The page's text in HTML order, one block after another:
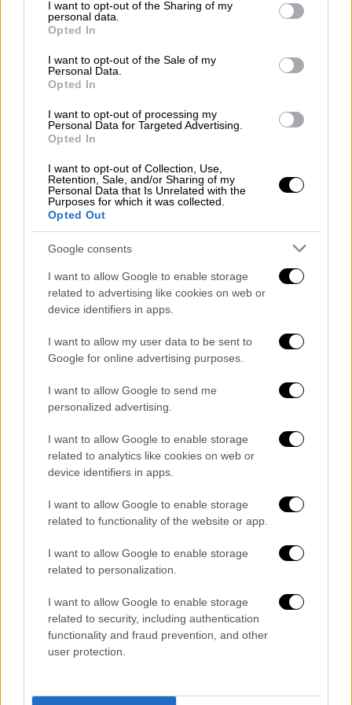
not limited to your visit or usage behaviour. You may click to
grant or deny consent to Google and its third-party tags to
use your data for below specified purposes in below Google
consent section.
I want to opt-out of the Sharing of my
personal data.
Opted In
I want to opt-out of the Sale of my
Personal Data.
Opted In
I want to opt-out of processing my
Personal Data for Targeted Advertising.
Opted In
I want to opt-out of Collection, Use,
Retention, Sale, and/or Sharing of my
Personal Data that Is Unrelated with the
Purposes for which it was collected.
Opted Out
Google consents
I want to allow Google to enable storage
related to advertising like cookies on web or
device identifiers in apps.
I want to allow my user data to be sent to
Google for online advertising purposes.
I want to allow Google to send me
personalized advertising.
I want to allow Google to enable storage
related to analytics like cookies on web or
device identifiers in apps.
I want to allow Google to enable storage
related to functionality of the website or app.
I want to allow Google to enable storage
related to personalization.
I want to allow Google to enable storage
related to security, including authentication
functionality and fraud prevention, and other
user protection.
αποστάσεως εκπαίδευσης από την
ΕΘ.Α.Α.Ε. πριν την έναρξη λειτουργίας
τους και περιοδική αξιολόγησή τους.
Για πρώτη φορά παρέχεται σε όλα τα
Πανεπιστήμια η δυνατότητα οργάνωσης
προγραμμάτων μεταπτυχιακών σπουδών
εξ ολοκλήρου με μεθόδους εξ
προσφέροντας μια ακόμη ευκαιρία
εξωστρέφειας των Πανεπιστημίων μας
για την προσέλκυση φοιτητών από
άλλες χώρες.
Ποιοι θα ωφεληθούν
Ο αριθμός των ωφελούμενων από αυτή την
από τους φοιτητές (εργαζόμενους και μη ) θα
μπορούν να σπουδάσουν πλέον και ένα
πλήθος ανθρώπων οι οποίοι είναι ήδη
εργαζόμενοι αλλά θέλουν να αυξήσουν τα
προσόντα τους και την επαγγελματική τους
θέση ή να ενισχύσουν το ακαδημαϊκό τους
προφίλ, επίσης άνθρωποι οι οποίοι ζουν σε
δυνατότητα να μετακινηθούν κοντά σε
πανεπιστήμια αλλά θέλουν να ενισχύσουν τις
σπουδές τους (όπως εκπαιδευτικοί,
διάφοροι επιστήμονες, δημόσιοι υπάλληλοι
μεταπτυχιακά προγράμματα στην Ελλάδα
κοντά στα100.000 άτομα,αριθμός ο οποίος
αναμένεται ν΄ αυξηθεί σημαντικά εφόσον θα
εκπαίδευσης ενώ θα αυξηθεί και το